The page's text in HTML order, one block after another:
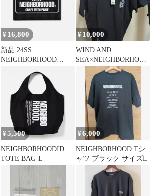
¥ 16,800
新品 24SS
NEIGHBORHOOD
¥ 10,000
WIND AND
SEA×NEIGHBORHOOD
半袖Tシャツ
¥5,500
NEIGHBORHOODID
TOTE BAG-L
¥6,000
NEIGHBORHOOD Tシ
ャツ ブラック サイズL